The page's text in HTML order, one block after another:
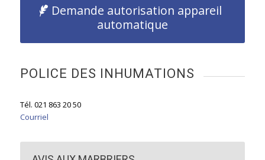
Demande autorisation appareil
automatique
POLICE DES INHUMATIONS
Tél. 021 863 20 50
Courriel